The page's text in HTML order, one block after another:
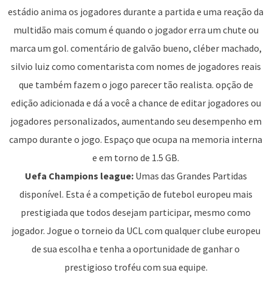
estádio anima os jogadores durante a partida e uma reação da
multidão mais comum é quando o jogador erra um chute ou
marca um gol. comentário de galvão bueno, cléber machado,
silvio luiz como comentarista com nomes de jogadores reais
que também fazem o jogo parecer tão realista. opção de
edição adicionada e dá a você a chance de editar jogadores ou
jogadores personalizados, aumentando seu desempenho em
campo durante o jogo. Espaço que ocupa na memoria interna
e em torno de 1.5 GB.
Uefa Champions league:Umas das Grandes Partidas
disponível. Esta é a competição de futebol europeu mais
prestigiada que todos desejam participar, mesmo como
jogador. Jogue o torneio da UCL com qualquer clube europeu
de sua escolha e tenha a oportunidade de ganhar o
prestigioso troféu com sua equipe.